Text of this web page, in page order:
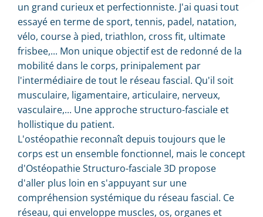
un grand curieux et perfectionniste. J'ai quasi tout
essayé en terme de sport, tennis, padel, natation,
vélo, course à pied, triathlon, cross fit, ultimate
frisbee,... Mon unique objectif est de redonné de la
mobilité dans le corps, prinipalement par
l'intermédiaire de tout le réseau fascial. Qu'il soit
musculaire, ligamentaire, articulaire, nerveux,
vasculaire,... Une approche structuro-fasciale et
hollistique du patient.
L'ostéopathie reconnaît depuis toujours que le
corps est un ensemble fonctionnel, mais le concept
d'Ostéopathie Structuro-fasciale 3D propose
d'aller plus loin en s'appuyant sur une
compréhension systémique du réseau fascial. Ce
réseau, qui enveloppe muscles, os, organes et